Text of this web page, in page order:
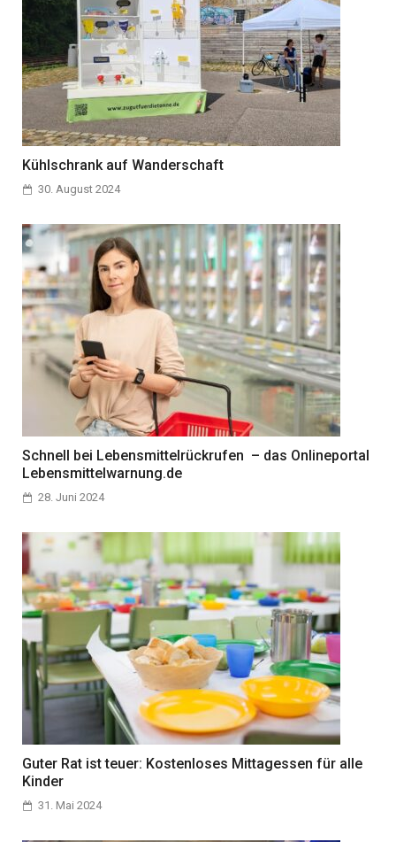
Kühlschrank auf Wanderschaft
30. August 2024
Schnell bei Lebensmittelrückrufen – das Onlineportal
Lebensmittelwarnung.de
28. Juni 2024
Guter Rat ist teuer: Kostenloses Mittagessen für alle
Kinder
31. Mai 2024